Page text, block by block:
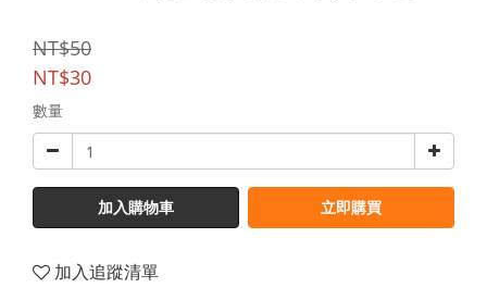
NT$50
NT$30
數量
加入購物車 立即購買
加入追蹤清單